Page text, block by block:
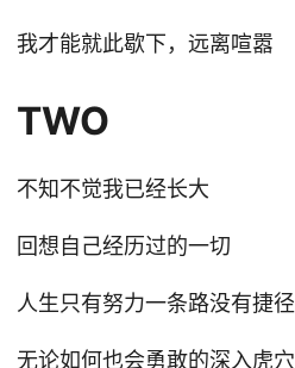
我才能就此歇下，远离喧嚣
TWO
不知不觉我已经长大
回想自己经历过的一切
人生只有努力一条路没有捷径
无论如何也会勇敢的深入虎穴